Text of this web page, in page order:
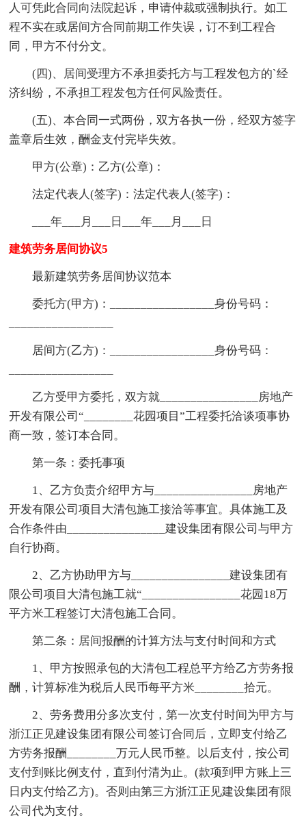
人可凭此合同向法院起诉，申请仲裁或强制执行。如工
程不实在或居间方合同前期工作失误，订不到工程合
同，甲方不付分文。
(四)、居间受理方不承担委托方与工程发包方的`经
济纠纷，不承担工程发包方任何风险责任。
(五)、本合同一式两份，双方各执一份，经双方签字
盖章后生效，酬金支付完毕失效。
甲方(公章)：乙方(公章)：
法定代表人(签字)：法定代表人(签字)：
___年___月___日___年___月___日
建筑劳务居间协议5
最新建筑劳务居间协议范本
委托方(甲方)：_________________身份号码：
居间方(乙方)：_________________身份号码：
乙方受甲方委托，双方就________________房地产
开发有限公司“________花园项目”工程委托洽谈项事协
商一致，签订本合同。
第一条：委托事项
1、乙方负责介绍甲方与________________房地产
开发有限公司项目大清包施工接洽等事宜。具体施工及
合作条件由________________建设集团有限公司与甲方
自行协商。
2、乙方协助甲方与________________建设集团有
限公司项目大清包施工就“________________花园18万
平方米工程签订大清包施工合同。
第二条：居间报酬的计算方法与支付时间和方式
1、甲方按照承包的大清包工程总平方给乙方劳务报
酬，计算标准为税后人民币每平方米________拾元。
2、劳务费用分多次支付，第一次支付时间为甲方与
浙江正见建设集团有限公司签订合同后，立即支付给乙
方劳务报酬________万元人民币整。以后支付，按公司
支付到账比例支付，直到付清为止。(款项到甲方账上三
日内支付给乙方)。否则由第三方浙江正见建设集团有限
公司代为支付。